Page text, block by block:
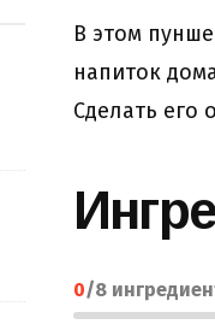
В этом
напиток
Сделать его
0/8